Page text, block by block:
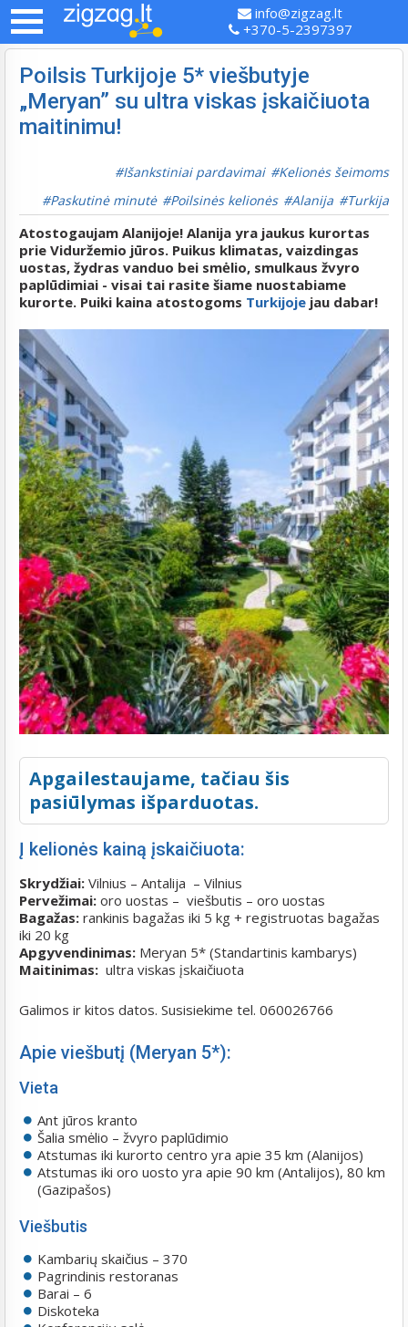
info@zigzag.lt
+370-5-2397397
Poilsis Turkijoje 5* viešbutyje
„Meryan” su ultra viskas įskaičiuota
maitinimu!
Išankstiniai pardavimai
Kelionės šeimoms
Paskutinė minutė
Poilsinės kelionės Alanija Turkija
Atostogaujam Alanijoje! Alanija yra jaukus kurortas
prie Viduržemio jūros. Puikus klimatas, vaizdingas
uostas, žydras vanduo bei smėlio, smulkaus žvyro
paplūdimiai - visai tai rasite šiame nuostabiame
kurorte. Puiki kaina atostogoms Turkijoje jau dabar!
Apgailestaujame, tačiau šis
pasiūlymas išparduotas.
Į kelionės kainą įskaičiuota:
Skrydžiai: Vilnius – Antalija – Vilnius
Pervežimai: oro uostas – viešbutis – oro uostas
Bagažas: rankinis bagažas iki 5 kg + registruotas bagažas
iki 20 kg
Apgyvendinimas: Meryan 5* (Standartinis kambarys)
Maitinimas: ultra viskas įskaičiuota
Galimos ir kitos datos. Susisiekime tel. 060026766
Apie viešbutį (Meryan 5*):
Vieta
Ant jūros kranto
Šalia smėlio – žvyro paplūdimio
Atstumas iki kurorto centro yra apie 35 km (Alanijos)
Atstumas iki oro uosto yra apie 90 km (Antalijos), 80 km
(Gazipašos)
Viešbutis
Kambarių skaičius – 370
Pagrindinis restoranas
Barai – 6
Diskoteka